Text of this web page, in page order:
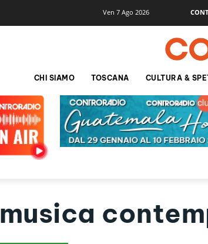
Ven 7 Ago 2026
CHI SIAMO TOSCANA CULTURA &
musica